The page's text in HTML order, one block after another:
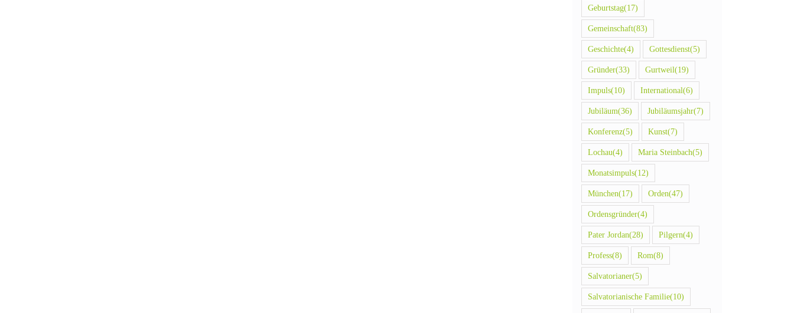
Geburtstag(17)
Gemeinschaft(83)
Geschichte(4) Gottesdienst(5)
Gründer(33) Gurtweil(19)
Impuls(10) International(6)
Jubiläum(36) Jubiläumsjahr(7)
Konferenz(5) Kunst(7)
Lochau(4) Maria Steinbach(5)
Monatsimpuls(12)
München(17) Orden(47)
Ordensgründer(4)
Pater Jordan(28) Pilgern(4)
Profess(8) Rom(8)
Salvatorianer(5)
Salvatorianische Familie(10)